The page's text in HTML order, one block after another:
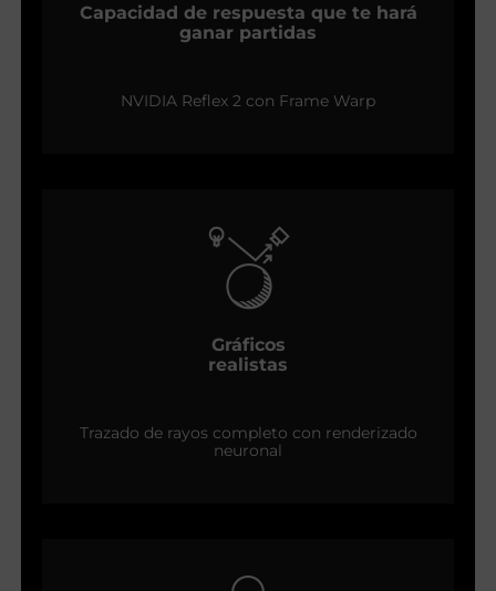
Capacidad de respuesta que te hará
ganar partidas
NVIDIA Reflex 2 con Frame Warp
Gráficos
realistas
Trazado de rayos completo con renderizado
neuronal